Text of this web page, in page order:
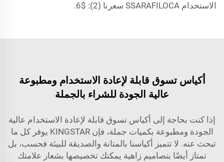
الاستخدام SSARAFILOCA سعرنا (2): $6.
أكياس تسوق قابلة لإعادة الاستخدام ومطبوعة
عالية الجودة للشراء بالجملة
إذا كنت بحاجة إلى أكياس تسوق قابلة لإعادة الاستخدام عالية
الجودة ومطبوعة بكميات جملة، فإن KINGSTAR يوفر كل ما
تبحث عنه. لا تتميز أكياسنا بالمتانة والصديقة للبيئة فحسب، بل
تمتاز أيضًا بتصاميم زاهية يمكنك تخصيصها بشعار علامتك